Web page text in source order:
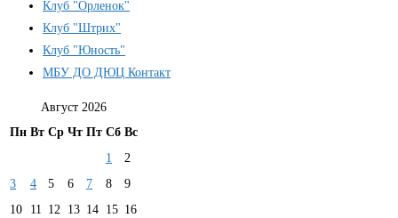
Клуб "Орленок"
Клуб "Штрих"
Клуб "Юность"
МБУ ДО ДЮЦ Контакт
Август 2026
Пн Вт Ср Чт Пт Сб Вс
1
2
3
4 5 6 7 8
9
10
11 12 13 14 15 16